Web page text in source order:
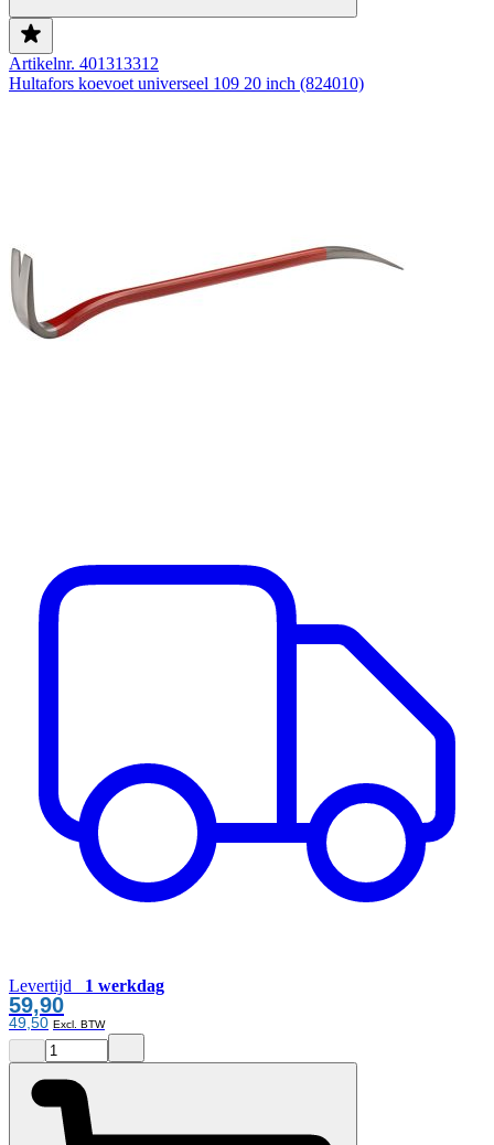
Artikelnr. 401313312
Hultafors koevoet universeel 109 20 inch (824010)
Levertijd 1 werkdag
59,90
49,50